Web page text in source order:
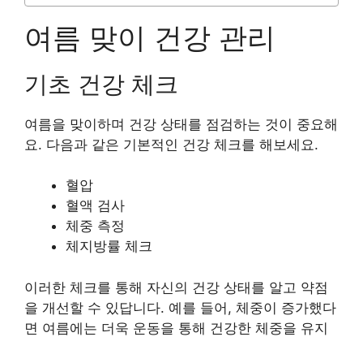
여름 맞이 건강 관리
기초 건강 체크
여름을 맞이하며 건강 상태를 점검하는 것이 중요해
요. 다음과 같은 기본적인 건강 체크를 해보세요.
혈압
혈액 검사
체중 측정
체지방률 체크
이러한 체크를 통해 자신의 건강 상태를 알고 약점
을 개선할 수 있답니다. 예를 들어, 체중이 증가했다
면 여름에는 더욱 운동을 통해 건강한 체중을 유지